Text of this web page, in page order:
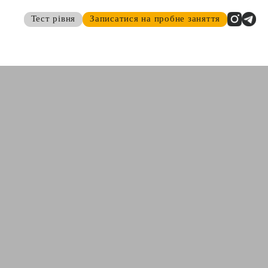
Тест рівня Записатися на пробне заняття